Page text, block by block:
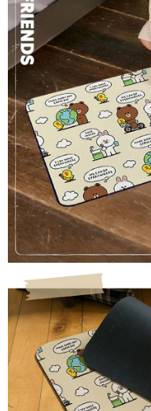
客戶支援中心」
https://
【注意事項】
１．透過由恩沛科技股份有限
易，需依本服務之必要範圍內
權轉讓予恩沛科技股份有限公
２．關於個人資料處理事宜，
https://aftee.tw/terms/#terms3
３．未成年的使用者請事先徵
「AFTEE先享後付」，若未經
任。
４．使用「AFTEE先享後付」
時審查核予不同之上限額度；
請求用戶進行身份認證。
５．嚴禁一人註冊多個帳號或
恩沛科技股份有限公司將有權
宅配
每筆NT$100，滿
黑貓貨到付款
每筆NT$150，滿